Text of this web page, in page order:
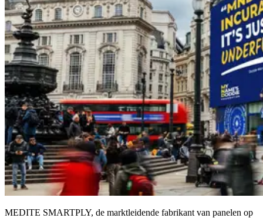
MEDITE SMARTPLY, de marktleidende fabrikant van panelen op